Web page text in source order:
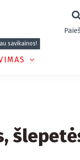
savikainos!